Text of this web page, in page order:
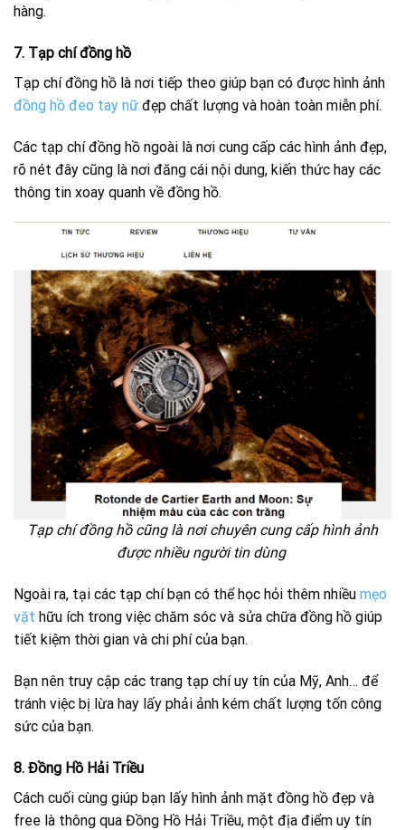
hàng.
7. Tạp chí đồng hồ
Tạp chí đồng hồ là nơi tiếp theo giúp bạn có được hình ảnh
đồng hồ đeo tay nữ đẹp chất lượng và hoàn toàn miễn phí.
Các tạp chí đồng hồ ngoài là nơi cung cấp các hình ảnh đẹp,
rõ nét đây cũng là nơi đăng cái nội dung, kiến thức hay các
thông tin xoay quanh về đồng hồ.
Tạp chí đồng hồ cũng là nơi chuyên cung cấp hình ảnh
được nhiều người tin dùng
Ngoài ra, tại các tạp chí bạn có thể học hỏi thêm nhiều mẹo
vặt hữu ích trong việc chăm sóc và sửa chữa đồng hồ giúp
tiết kiệm thời gian và chi phí của bạn.
Bạn nên truy cập các trang tạp chí uy tín của Mỹ, Anh… để
tránh việc bị lừa hay lấy phải ảnh kém chất lượng tốn công
sức của bạn.
8. Đồng Hồ Hải Triều
Cách cuối cùng giúp bạn lấy hình ảnh mặt đồng hồ đẹp và
free là thông qua Đồng Hồ Hải Triều, một địa điểm uy tín